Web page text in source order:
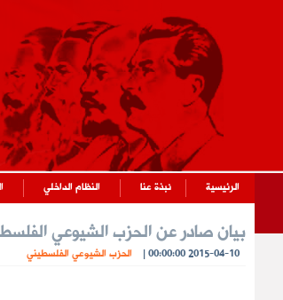
الرئيسية نبذة عنا النظام الداخلي
بيان صادر عن الحزب الشيوعي
2015-04-10 00:00:00
| الحزب الشيوعي الفلسطيني